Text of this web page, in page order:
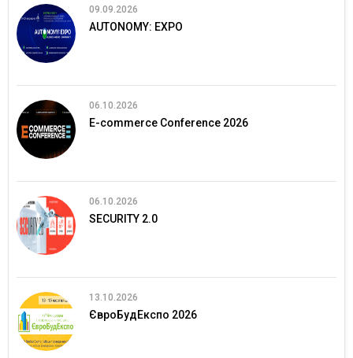
09.09.2026
AUTONOMY: EXPO
06.10.2026
E-commerce Conference 2026
06.10.2026
SECURITY 2.0
13.10.2026
ЄвроБудЕкспо 2026